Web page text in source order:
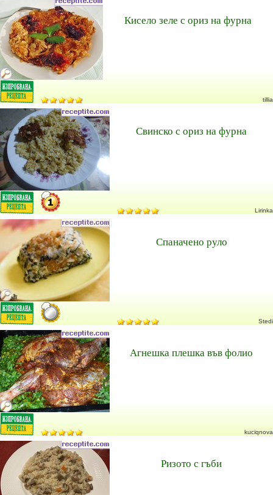
Кисело зеле с ориз на фурна
tillia
Свинско с ориз на фурна
Lirinka
Спаначено руло
Stedi
Агнешка плешка във фолио
kuciqnova
Ризото с гъби